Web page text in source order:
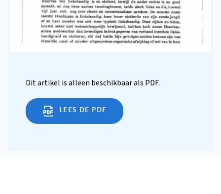
Dit artikel is alleen beschikbaar als PDF.
LEES DE PDF